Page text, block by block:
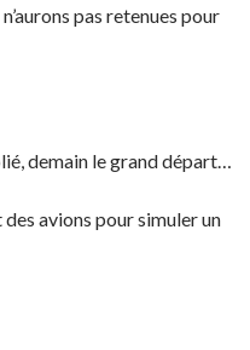
pas retenues pour
demain le grand départ…
avions pour simuler un